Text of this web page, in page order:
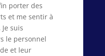
porter des
et me sentir à
Je suis
le personnel
et leur